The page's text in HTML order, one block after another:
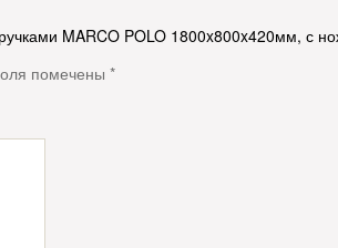
MARCO POLO 1800x800x420мм, с
помечены *